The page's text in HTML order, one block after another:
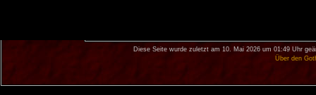
Diese Seite wurde zuletzt am 10. Mai 2026 um 01:49 Uhr
Über den